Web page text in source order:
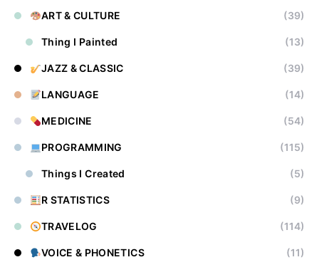
ART & CULTURE (39)
Thing I Painted (13)
JAZZ & CLASSIC (39)
LANGUAGE (14)
MEDICINE (54)
PROGRAMMING (115)
Things I Created (5)
R STATISTICS (9)
TRAVELOG (114)
VOICE & PHONETICS (11)